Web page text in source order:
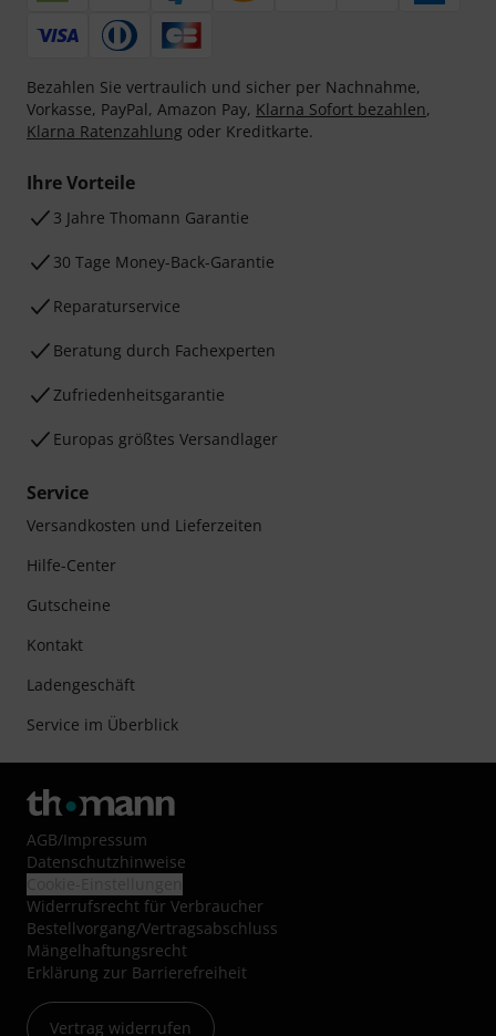
Bezahlen Sie vertraulich und sicher per Nachnahme,
Vorkasse, PayPal, Amazon Pay, Klarna Sofort bezahlen,
Klarna Ratenzahlung oder Kreditkarte.
Ihre Vorteile
3 Jahre Thomann Garantie
30 Tage Money-Back-Garantie
Reparaturservice
Beratung durch Fachexperten
Zufriedenheitsgarantie
Europas größtes Versandlager
Service
Versandkosten und Lieferzeiten
Hilfe-Center
Gutscheine
Kontakt
Ladengeschäft
Service im Überblick
AGB/Impressum
Datenschutzhinweise
Widerrufsrecht für Verbraucher
Bestellvorgang/Vertragsabschluss
Mängelhaftungsrecht
Erklärung zur Barrierefreiheit
Vertrag widerrufen